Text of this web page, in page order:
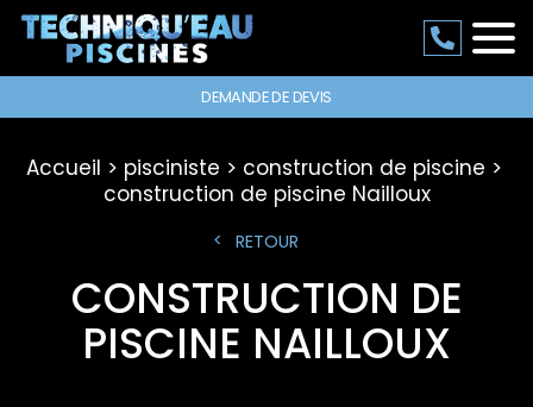
DEMANDE DE DEVIS
Accueil pisciniste
construction de piscine
construction de piscine Nailloux
RETOUR
CONSTRUCTION DE
PISCINE NAILLOUX